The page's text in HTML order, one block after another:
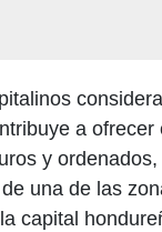
a ofrecer
y
una de las
capital